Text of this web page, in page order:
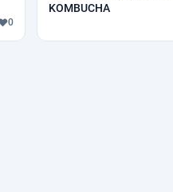
0
KOMBUCHA